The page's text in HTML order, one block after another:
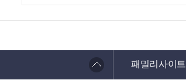
패밀리사이트